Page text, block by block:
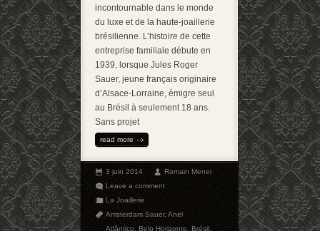
incontournable dans le monde
du luxe et de la haute-joaillerie
brésilienne. L’histoire de cette
entreprise familiale débute en
1939, lorsque Jules Roger
Sauer, jeune français originaire
d’Alsace-Lorraine, émigre seul
au Brésil à seulement 18 ans.
Sans projet
read more
3 juin 2014
Romain Menei
Leave a comment
La Joaillerie
Amsterdam Sauer,Anel
Atlântico,Belo Horizonte,Brésil,